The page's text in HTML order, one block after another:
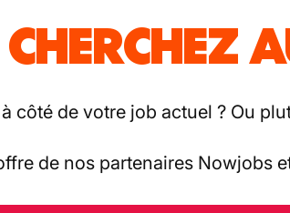
à côté de votre job actuel ? Ou
de nos partenaires Nowjobs